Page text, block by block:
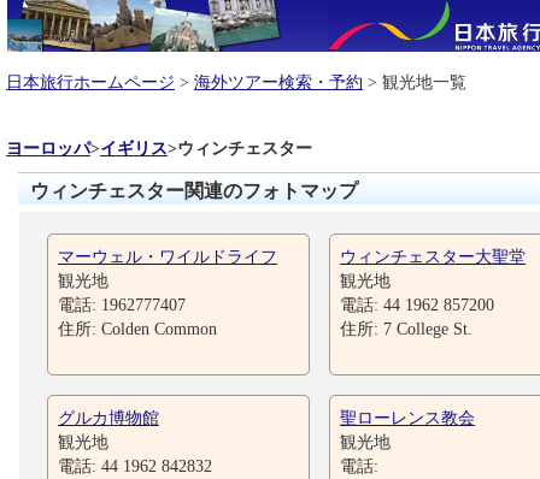
日本旅行ホームページ > 海外ツアー検索・予約 > 観光地一覧
ヨーロッパ>イギリス>ウィンチェスター
ウィンチェスター関連のフォトマップ
マーウェル・ワイルドライフ
観光地
電話: 1962777407
住所: Colden Common
ウィンチェスター大聖堂
観光地
電話: 44 1962 857200
住所: 7 College St.
グルカ博物館
観光地
電話: 44 1962 842832
聖ローレンス教会
観光地
電話: